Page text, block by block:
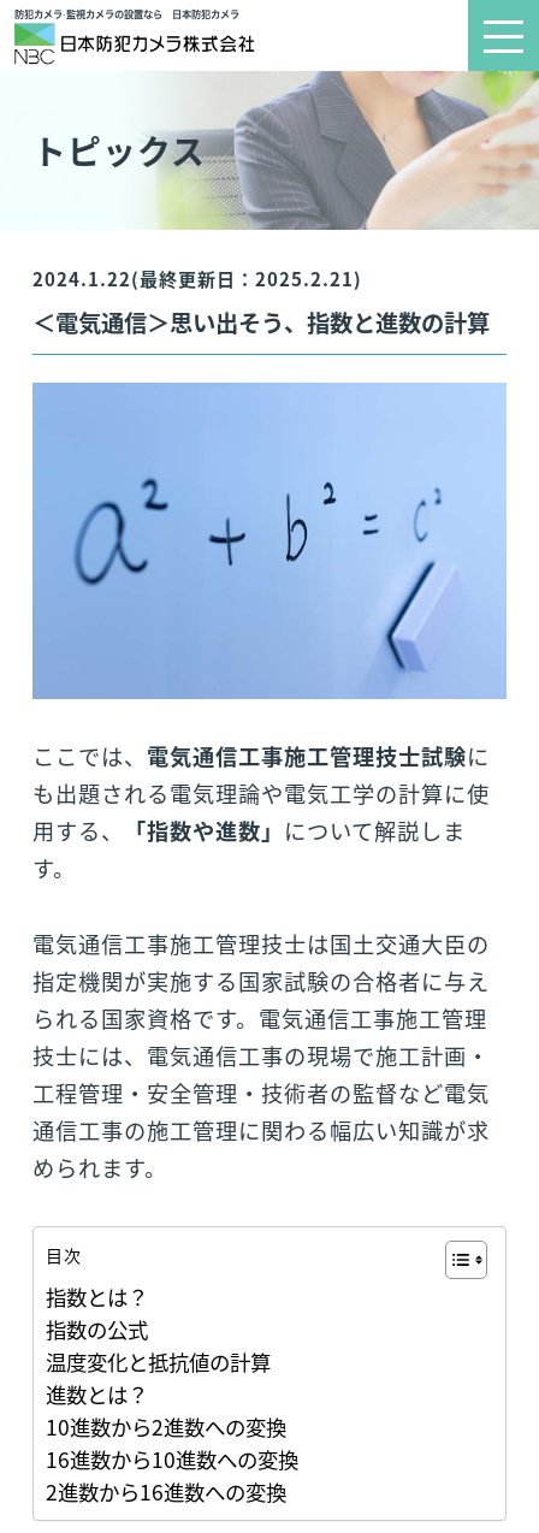
防犯カメラ·監視カメラの設置なら 日本防犯カメラ
トピックス
2024.1.22(最終更新日：2025.2.21)
＜電気通信＞思い出そう、指数と進数の計算
ここでは、 電気通信工事施工管理技士試験に
も出題される電気理論や電気工学の計算に使
用する、
「指数や進数」 について解説しま
す。
電気通信工事施工管理技士は国土交通大臣の
指定機関が実施する国家試験の合格者に与え
られる国家資格です。電気通信工事施工管理
技士には、電気通信工事の現場で施工計画・
工程管理・安全管理・技術者の監督など電気
通信工事の施工管理に関わる幅広い知識が求
められます。
目次
指数とは？
指数の公式
温度変化と抵抗値の計算
進数とは？
10進数から2進数への変換
16進数から10進数への変換
2進数から16進数への変換